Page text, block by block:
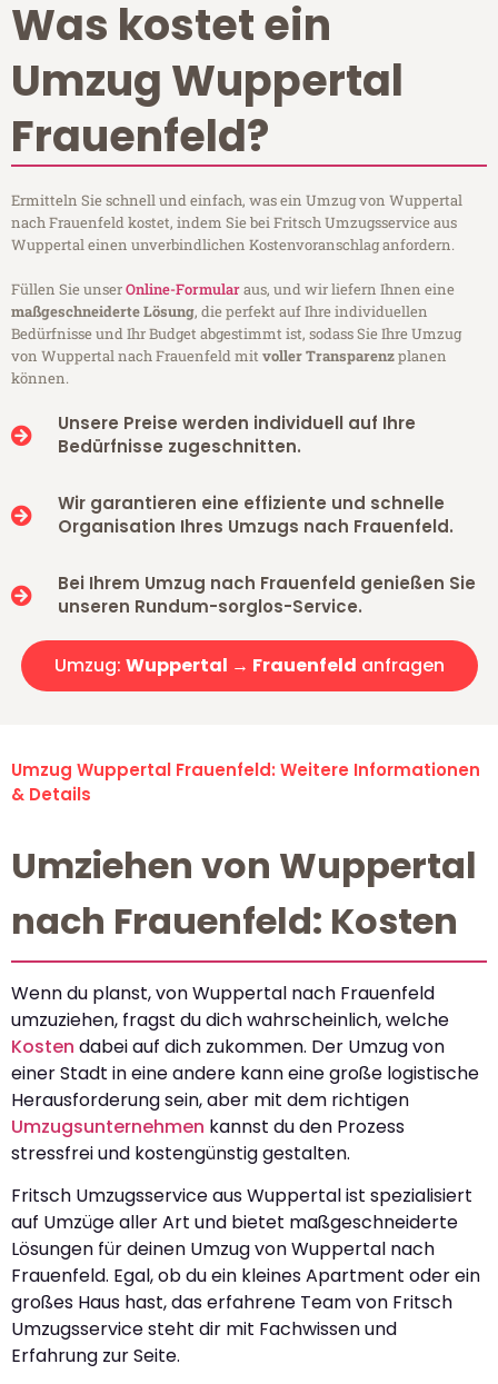
Was kostet ein
Umzug Wuppertal
Frauenfeld?
Ermitteln Sie schnell und einfach, was ein Umzug von Wuppertal
nach Frauenfeld kostet, indem Sie bei Fritsch Umzugsservice aus
Wuppertal einen unverbindlichen Kostenvoranschlag anfordern.
Füllen Sie unserOnline-Formularaus, und wir liefern Ihnen eine
maßgeschneiderte Lösung, die perfekt auf Ihre individuellen
Bedürfnisse und Ihr Budget abgestimmt ist, sodass Sie Ihre Umzug
von Wuppertal nach Frauenfeld mitvoller Transparenzplanen
können.
Unsere Preise werden individuell auf Ihre
Bedürfnisse zugeschnitten.
Wir garantieren eine effiziente und schnelle
Organisation Ihres Umzugs nach Frauenfeld.
Bei Ihrem Umzug nach Frauenfeld genießen Sie
unseren Rundum-sorglos-Service.
Umzug: Wuppertal → Frauenfeld anfragen
Umzug Wuppertal Frauenfeld: Weitere Informationen
& Details
Umziehen von Wuppertal
nach Frauenfeld: Kosten
Wenn du planst, von Wuppertal nach Frauenfeld
umzuziehen, fragst du dich wahrscheinlich, welche
Kosten dabei auf dich zukommen. Der Umzug von
einer Stadt in eine andere kann eine große logistische
Herausforderung sein, aber mit dem richtigen
Umzugsunternehmen kannst du den Prozess
stressfrei und kostengünstig gestalten.
Fritsch Umzugsservice aus Wuppertal ist spezialisiert
auf Umzüge aller Art und bietet maßgeschneiderte
Lösungen für deinen Umzug von Wuppertal nach
Frauenfeld. Egal, ob du ein kleines Apartment oder ein
großes Haus hast, das erfahrene Team von Fritsch
Umzugsservice steht dir mit Fachwissen und
Erfahrung zur Seite.